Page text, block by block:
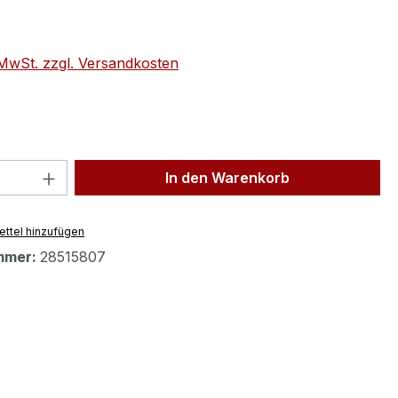
zzgl. Versandkosten
Anzahl: Gib den gewünschten Wert
In den Warenkorb
hinzufügen
28515807